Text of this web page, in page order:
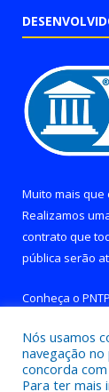
Muito mais que
Realizamos
contrato que
pública serão
Conheça o PNTP
Nós usamos
navegação
concorda
Para ter mais